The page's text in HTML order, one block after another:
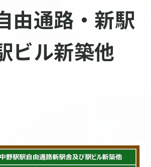
由通路・新駅
ビル新築他